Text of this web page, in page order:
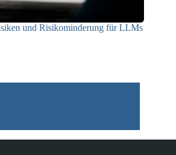
und Risikominderung für LLMs